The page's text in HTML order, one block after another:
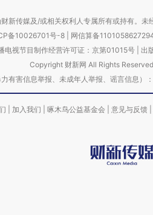
新传媒及/或相关权利人专属所有或持有。未
备10026701号-8 网信算备
电视节目制作经营许可证：京第01015号| 出
Copyright 财新网 All Rights
力有害信息举报、未成年人举报、谣言信
加入我们 啄木鸟公益基金会 意见与反馈